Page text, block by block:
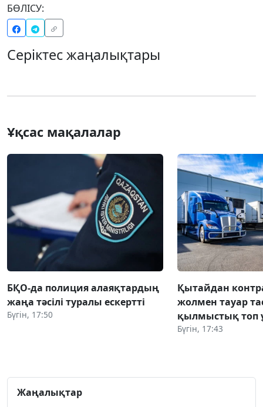
БӨЛІСУ:
Серіктес жаңалықтары
Ұқсас мақалалар
БҚО-да полиция алаяқтардың
жаңа тәсілі туралы ескертті
Бүгін, 17:50
Қытайдан
жолмен тауар
қылмыстық топ
Бүгін, 17:43
Жаңалықтар